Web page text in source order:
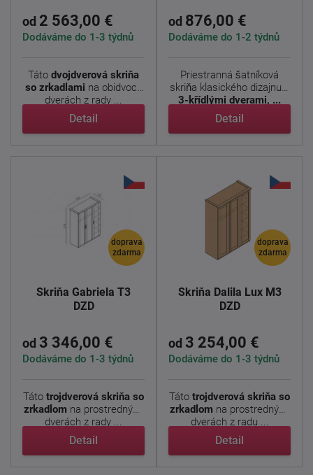
od 2 563,00 €
Dodáváme do 1-3 týdnů
Táto dvojdverová skriňa
so zrkadlami na obidvoch
dverách z rady ...
Detail
od 876,00 €
Dodáváme do 1-2 týdnů
Priestranná šatníková
skriňa klasického dizajnu s
3-křídlými dverami, ...
Detail
doprava
zdarma
Skriňa Gabriela T3
DZD
od 3 346,00 €
Dodáváme do 1-3 týdnů
Táto trojdverová skriňa so
zrkadlom na prostredných
dverách z rady ...
Detail
doprava
zdarma
Skriňa Dalila Lux M3
DZD
od 3 254,00 €
Dodáváme do 1-3 týdnů
Táto trojdverová skriňa so
zrkadlom na prostredných
dverách z radu ...
Detail